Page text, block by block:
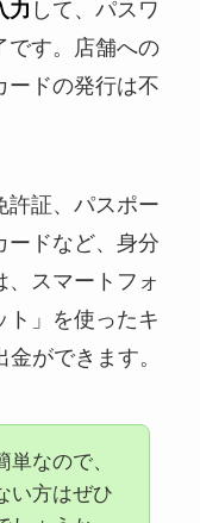
力 して、パスワ
です。店舗への
ードの発行は不
許証、パスポー
ードなど、身分
スマートフォ
ト」を使ったキ
ができます。
なので、
い方はぜひ